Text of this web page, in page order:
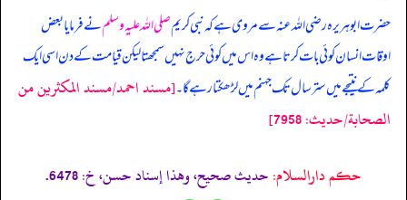
حضرت ابوہریرہ رضی اللہ عنہ سے مروی ہے کہ نبی کریمصلی اللہ علیہ وسلمنے فرمایا بعض
اوقات انسان کوئی بات کرتا ہے وہ اس میں کوئی حرج نہیں سمجھتا لیکن قیامت کے دن اسی ایک
کلمہ کے نتیجے میں ستر سال تک جہنم میں لڑھکتا رہے گا۔[مسند احمد/مسند المكثرين من
الصحابة/حدیث: 7958]
حکم دارالسلام:حديث صحيح، وهذا إسناد حسن، خ: 6478.